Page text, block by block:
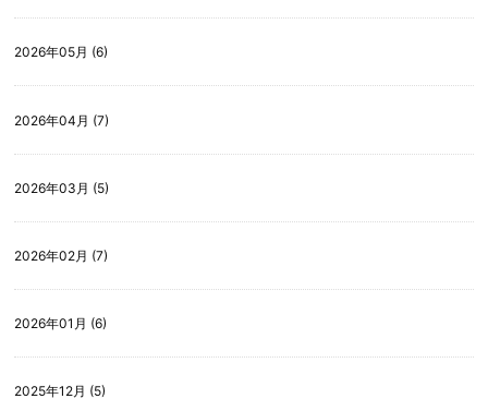
2026年05月 (6)
2026年04月 (7)
2026年03月 (5)
2026年02月 (7)
2026年01月 (6)
2025年12月 (5)